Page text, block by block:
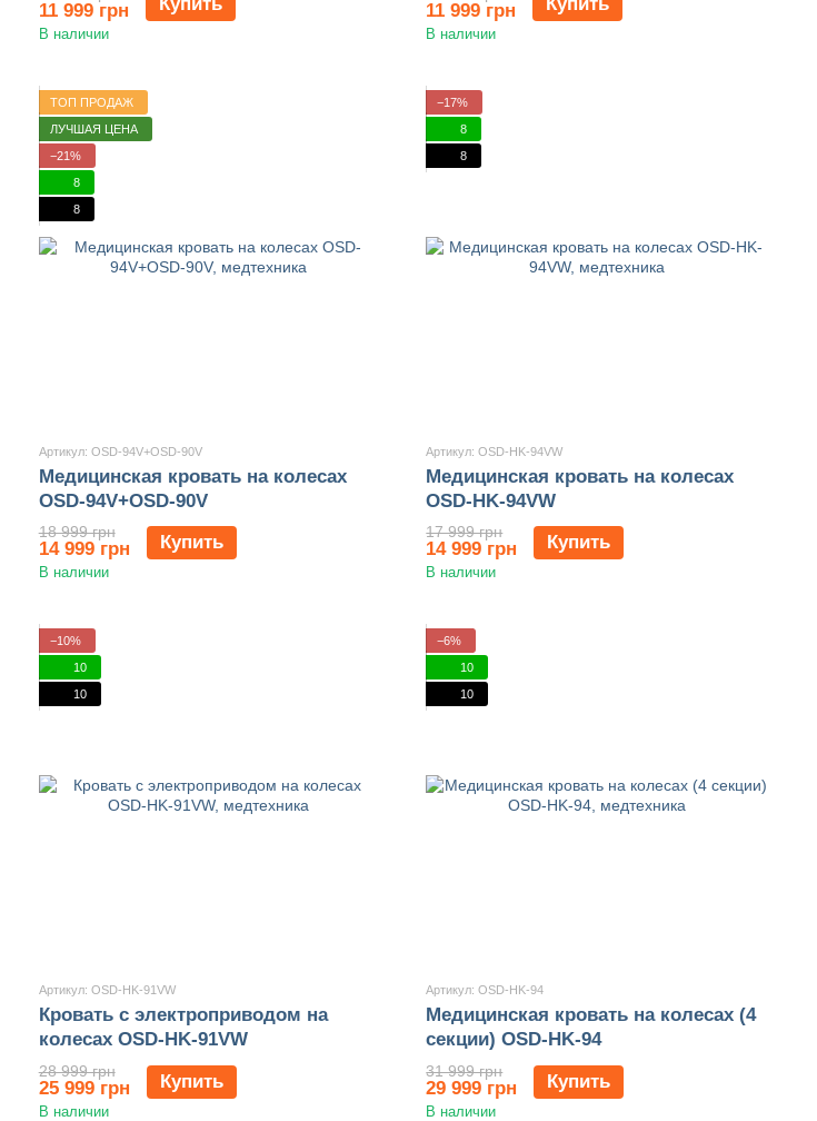
11 999 грн
В наличии
11 999 грн
В наличии
ТОП ПРОДАЖ
ЛУЧШАЯ ЦЕНА
−21%
8
8
Артикул: OSD-94V+OSD-90V
Медицинская кровать на колесах
OSD-94V+OSD-90V
18 999 грн
14 999 грн Купить
В наличии
−17%
8
8
Артикул: OSD-HK-94VW
Медицинская кровать на колесах
OSD-HK-94VW
17 999 грн
14 999 грн Купить
В наличии
−10%
10
10
Артикул: OSD-HK-91VW
Кровать с электроприводом на
колесах OSD-HK-91VW
28 999 грн
25 999 грн Купить
В наличии
−6%
10
10
Артикул: OSD-HK-94
Медицинская кровать на колесах (4
секции) OSD-HK-94
31 999 грн
29 999 грн Купить
В наличии